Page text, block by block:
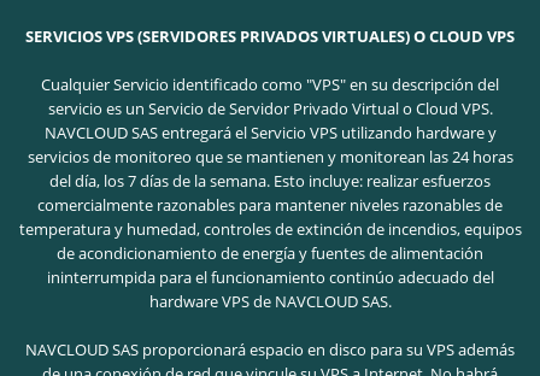
SERVICIOS VPS (SERVIDORES PRIVADOS VIRTUALES) O CLOUD VPS
Cualquier Servicio identificado como "VPS" en su descripción del
servicio es un Servicio de Servidor Privado Virtual o Cloud VPS.
NAVCLOUD SAS entregará el Servicio VPS utilizando hardware y
servicios de monitoreo que se mantienen y monitorean las 24 horas
del día, los 7 días de la semana. Esto incluye: realizar esfuerzos
comercialmente razonables para mantener niveles razonables de
temperatura y humedad, controles de extinción de incendios, equipos
de acondicionamiento de energía y fuentes de alimentación
ininterrumpida para el funcionamiento continúo adecuado del
hardware VPS de NAVCLOUD SAS.
NAVCLOUD SAS proporcionará espacio en disco para su VPS además